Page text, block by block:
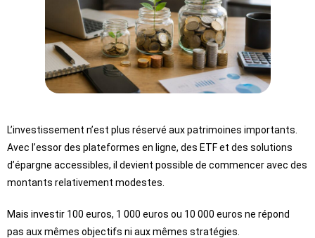
L’investissement n’est plus réservé aux patrimoines importants.
Avec l’essor des plateformes en ligne, des ETF et des solutions
d’épargne accessibles, il devient possible de commencer avec des
montants relativement modestes.
Mais investir 100 euros, 1 000 euros ou 10 000 euros ne répond
pas aux mêmes objectifs ni aux mêmes stratégies.